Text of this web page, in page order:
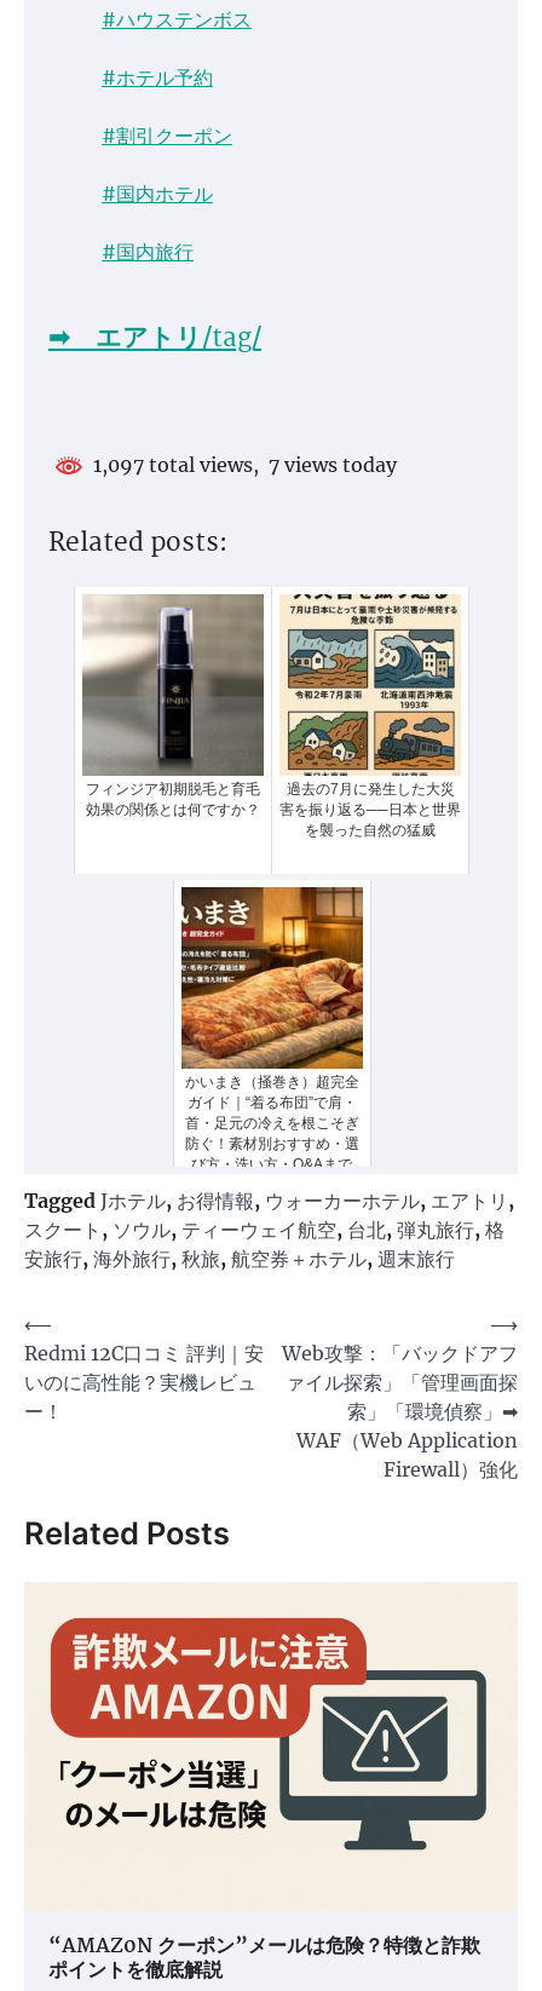
#ハウステンボス
#ホテル予約
#割引クーポン
#国内ホテル
#国内旅行
➡ エアトリ/tag/
1,097 total views, 7 views today
Related posts:
フィンジア初期脱毛と育毛
効果の関係とは何ですか？
過去の7月に発生した大災
害を振り返る──日本と世界
を襲った自然の猛威
かいまき（掻巻き）超完全
ガイド｜“着る布団”で肩・
首・足元の冷えを根こそぎ
防ぐ！素材別おすすめ・選
び方・洗い方・Q&Aまで
Tagged Jホテル, お得情報, ウォーカーホテル, エアトリ ,
スクート , ソウル, ティーウェイ航空, 台北, 弾丸旅行, 格
安旅行, 海外旅行, 秋旅, 航空券＋ホテル, 週末旅行
投
稿
ナ
ー
シ
ョ
⟵
Redmi 12C口コミ 評判｜安
いのに高性能？実機レビュ
ー！
Web攻撃：「バックドアフ
ァイル探索」「管理画面探
索」「環境偵察」➡
WAF（Web Application
Firewall）強化
⟶
Related Posts
“AMAZ0N クーポン”メールは危険？特徴と詐欺
ポイントを徹底解説